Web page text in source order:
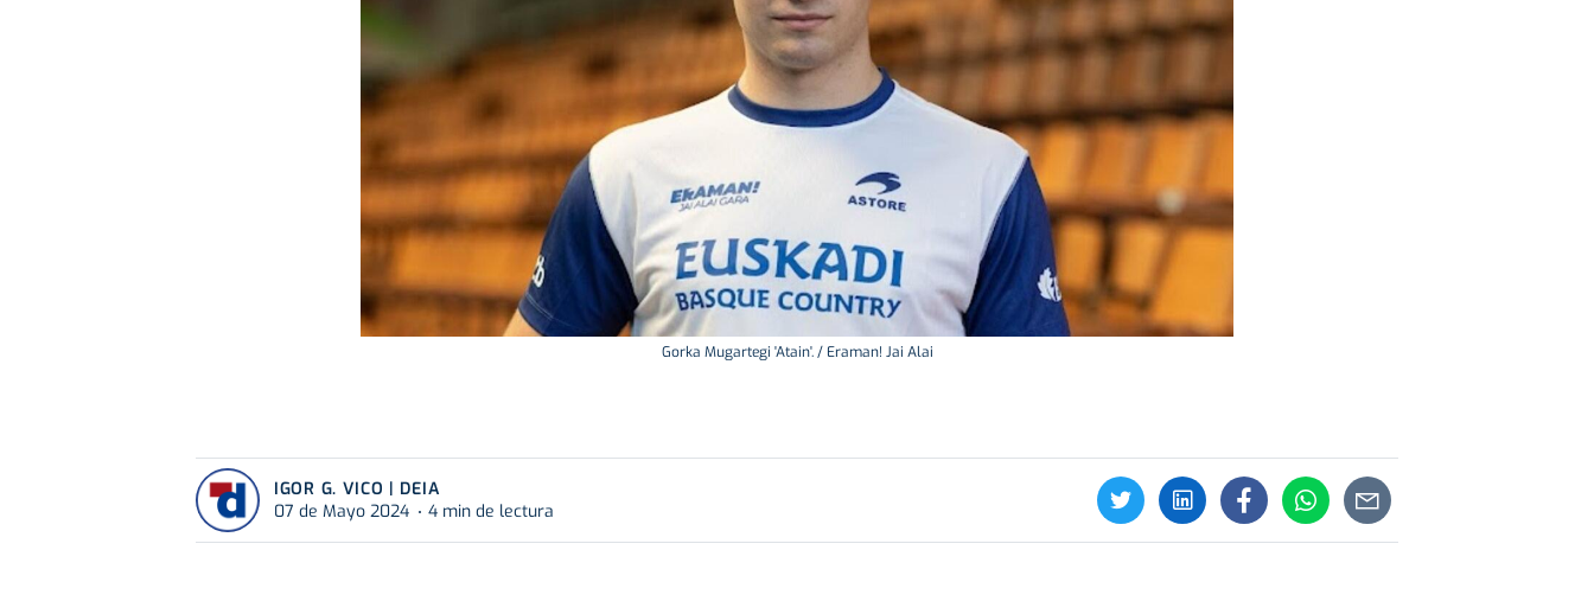
Gorka Mugartegi 'Atain'. / Eraman! Jai Alai
IGOR G. VICO | DEIA
07 de Mayo 2024
4 min de lectura